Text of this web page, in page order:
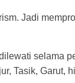
Jadi
selama
Tasik, Garut,